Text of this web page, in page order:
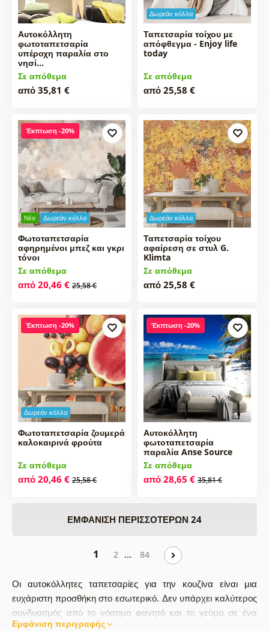
Αυτοκόλλητη
φωτοταπετσαρία
υπέροχη παραλία στο
νησί…
Σε απόθεμα
από 35,81 €
Δωρεάν κόλλα
Ταπετσαρία τοίχου με
απόφθεγμα - Enjoy life
today
Σε απόθεμα
από 25,58 €
Νέο Δωρεάν κόλλα
Έκπτωση -20%
Φωτοταπετσαρία
αφηρημένοι μπεζ και γκρι
τόνοι
Σε απόθεμα
από 20,46 € 25,58 €
Δωρεάν κόλλα
Ταπετσαρία τοίχου
αφαίρεση σε στυλ G.
Klimta
Σε απόθεμα
από 25,58 €
Δωρεάν κόλλα
Έκπτωση -20%
Φωτοταπετσαρία ζουμερά
καλοκαιρινά φρούτα
Σε απόθεμα
από 20,46 € 25,58 €
Έκπτωση -20%
Αυτοκόλλητη
φωτοταπετσαρία
παραλία Anse Source
Σε απόθεμα
από 28,65 € 35,81 €
ΕΜΦΆΝΙΣΗ ΠΕΡΙΣΣΌΤΕΡΩΝ 24
1 2 … 84
Οι αυτοκόλλητες ταπετσαρίες για την κουζίνα είναι μια
ευχάριστη προσθήκη στο εσωτερικό. Δεν υπάρχει καλύτερος
συνδυασμός από το νόστιμο φαγητό και το γεύμα σε ένα
όμορφα διαμορφωμένο δωμάτιο. Οι φωτοταπετσαρίες τοίχου
Εμφάνιση περιγραφής